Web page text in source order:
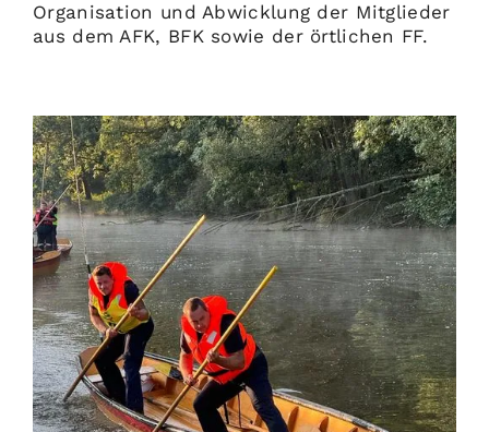
Organisation und Abwicklung der Mitglieder
aus dem AFK, BFK sowie der örtlichen FF.